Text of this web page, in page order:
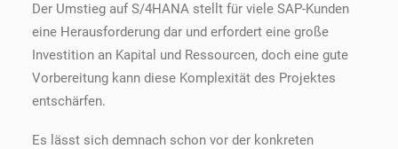
Der Umstieg auf S/4HANA stellt für viele SAP-Kunden
eine Herausforderung dar und erfordert eine große
Investition an Kapital und Ressourcen, doch eine gute
Vorbereitung kann diese Komplexität des Projektes
entschärfen.
Es lässt sich demnach schon vor der konkreten